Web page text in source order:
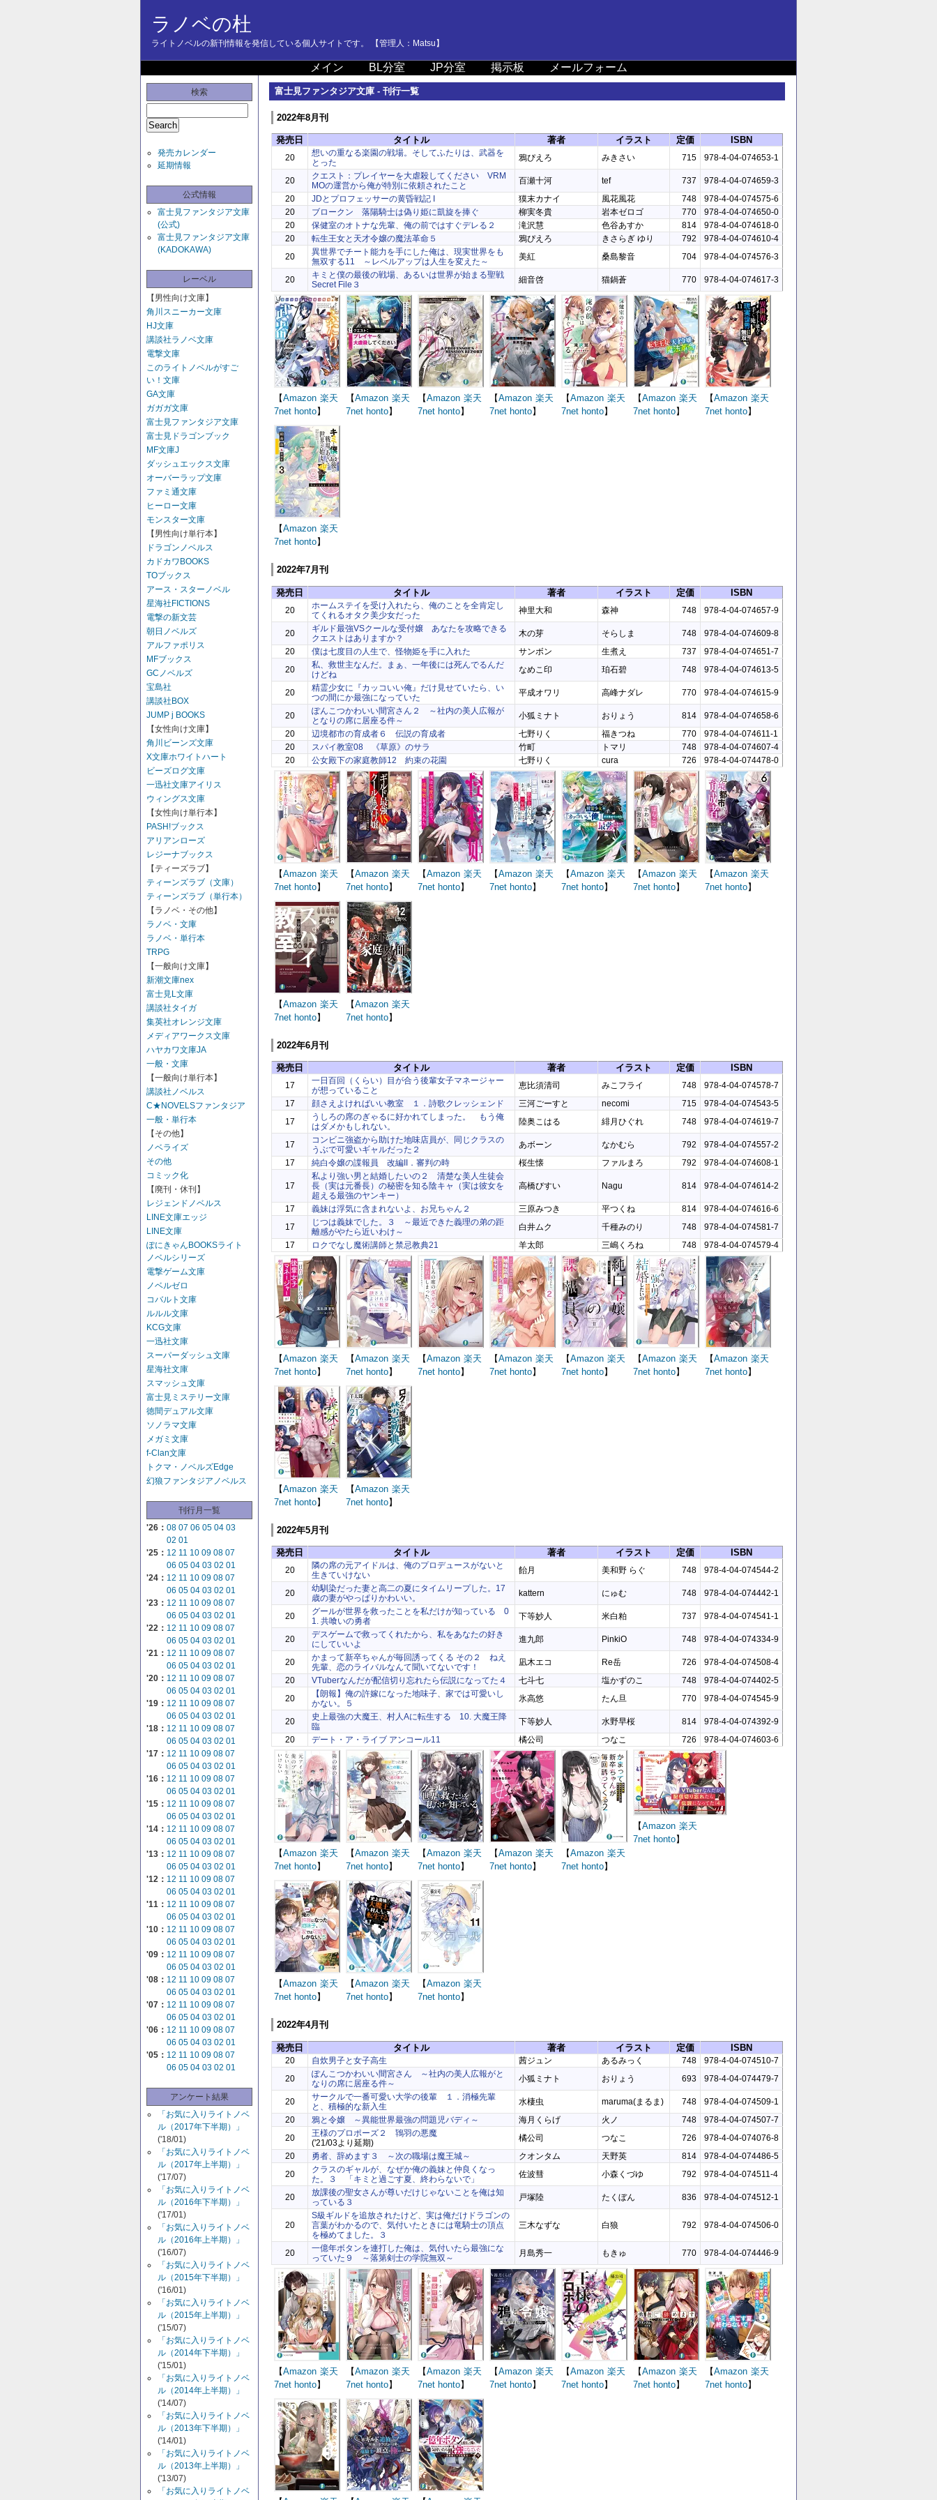
ラノベの杜
ライトノベルの新刊情報を発信している個人サイトです。 【管理人：Matsu】
メイン BL分室 JP分室 掲示板 メールフォーム
検索
発売カレンダー
延期情報
公式情報
富士見ファンタジア文庫
(公式)
富士見ファンタジア文庫
(KADOKAWA)
レーベル
【男性向け文庫】
角川スニーカー文庫
HJ文庫
講談社ラノベ文庫
電撃文庫
このライトノベルがすご
い！文庫
GA文庫
ガガガ文庫
富士見ファンタジア文庫
富士見ドラゴンブック
MF文庫J
ダッシュエックス文庫
オーバーラップ文庫
ファミ通文庫
ヒーロー文庫
モンスター文庫
【男性向け単行本】
ドラゴンノベルス
カドカワBOOKS
TOブックス
アース・スターノベル
星海社FICTIONS
電撃の新文芸
朝日ノベルズ
アルファポリス
MFブックス
GCノベルズ
宝島社
講談社BOX
JUMP j BOOKS
【女性向け文庫】
角川ビーンズ文庫
X文庫ホワイトハート
ビーズログ文庫
一迅社文庫アイリス
ウィングス文庫
【女性向け単行本】
PASH!ブックス
アリアンローズ
レジーナブックス
【ティーズラブ】
ティーンズラブ（文庫）
ティーンズラブ（単行本）
【ラノベ・その他】
ラノベ・文庫
ラノベ・単行本
TRPG
【一般向け文庫】
新潮文庫nex
富士見L文庫
講談社タイガ
集英社オレンジ文庫
メディアワークス文庫
ハヤカワ文庫JA
一般・文庫
【一般向け単行本】
講談社ノベルス
C★NOVELSファンタジア
一般・単行本
【その他】
ノベライズ
その他
コミック化
【廃刊・休刊】
レジェンドノベルス
LINE文庫エッジ
LINE文庫
ぽにきゃんBOOKSライト
ノベルシリーズ
電撃ゲーム文庫
ノベルゼロ
コバルト文庫
ルルル文庫
KCG文庫
一迅社文庫
スーパーダッシュ文庫
星海社文庫
スマッシュ文庫
富士見ミステリー文庫
徳間デュアル文庫
ソノラマ文庫
メガミ文庫
f-Clan文庫
トクマ・ノベルズEdge
幻狼ファンタジアノベルス
刊行月一覧
'26： 08 07 06 05 04 03
02 01
'25： 12 11 10 09 08 07
06 05 04 03 02 01
'24： 12 11 10 09 08 07
06 05 04 03 02 01
'23： 12 11 10 09 08 07
06 05 04 03 02 01
'22： 12 11 10 09 08 07
06 05 04 03 02 01
'21： 12 11 10 09 08 07
06 05 04 03 02 01
'20： 12 11 10 09 08 07
06 05 04 03 02 01
'19： 12 11 10 09 08 07
06 05 04 03 02 01
'18： 12 11 10 09 08 07
06 05 04 03 02 01
'17： 12 11 10 09 08 07
06 05 04 03 02 01
'16： 12 11 10 09 08 07
06 05 04 03 02 01
'15： 12 11 10 09 08 07
06 05 04 03 02 01
'14： 12 11 10 09 08 07
06 05 04 03 02 01
'13： 12 11 10 09 08 07
06 05 04 03 02 01
'12： 12 11 10 09 08 07
06 05 04 03 02 01
'11： 12 11 10 09 08 07
06 05 04 03 02 01
'10： 12 11 10 09 08 07
06 05 04 03 02 01
'09： 12 11 10 09 08 07
06 05 04 03 02 01
'08： 12 11 10 09 08 07
06 05 04 03 02 01
'07： 12 11 10 09 08 07
06 05 04 03 02 01
'06： 12 11 10 09 08 07
06 05 04 03 02 01
'05： 12 11 10 09 08 07
06 05 04 03 02 01
アンケート結果
「お気に入りライトノベ
ル（2017年下半期）」
('18/01)
「お気に入りライトノベ
ル（2017年上半期）」
('17/07)
「お気に入りライトノベ
ル（2016年下半期）」
('17/01)
「お気に入りライトノベ
ル（2016年上半期）」
('16/07)
「お気に入りライトノベ
ル（2015年下半期）」
('16/01)
「お気に入りライトノベ
ル（2015年上半期）」
('15/07)
「お気に入りライトノベ
ル（2014年下半期）」
('15/01)
「お気に入りライトノベ
ル（2014年上半期）」
('14/07)
「お気に入りライトノベ
ル（2013年下半期）」
('14/01)
「お気に入りライトノベ
ル（2013年上半期）」
('13/07)
「お気に入りライトノベ
富士見ファンタジア文庫 - 刊行一覧
2022年8月刊
発売日 タイトル 著者 イラスト 定価 ISBN
20
想いの重なる楽園の戦場。そしてふたりは、武器を
とった
鴉ぴえろ みきさい 715 978-4-04-074653-1
20
クエスト：プレイヤーを大虐殺してください VRM
MOの運営から俺が特別に依頼されたこと
百瀬十河 tef 737
978-4-04-074659-3
20
JDとプロフェッサーの黄昏戦記 I 獏末カナイ 風花風花 748
978-4-04-074575-6
20
ブロークン 落陽騎士は偽り姫に凱旋を捧ぐ 柳実冬貴 岩本ゼロゴ 770
978-4-04-074650-0
20
保健室のオトナな先輩、俺の前ではすぐデレる２ 滝沢慧 色谷あすか 814
978-4-04-074618-0
20
転生王女と天才令嬢の魔法革命５ 鴉ぴえろ きさらぎ ゆり 792
978-4-04-074610-4
20
異世界でチート能力を手にした俺は、現実世界をも
無双する11 ～レベルアップは人生を変えた～
美紅 桑島黎音 704 978-4-04-074576-3
20
キミと僕の最後の戦場、あるいは世界が始まる聖戦
Secret File３
細音啓 猫鍋蒼 770 978-4-04-074617-3
【Amazon 楽天
7net honto】
【Amazon 楽天
7net honto】
【Amazon 楽天
7net honto】
【Amazon 楽天
7net honto】
【Amazon 楽天
7net honto】
【Amazon 楽天
7net honto】
【Amazon 楽天
7net honto】
【Amazon 楽天
7net honto】
2022年7月刊
発売日 タイトル 著者 イラスト 定価 ISBN
20
ホームステイを受け入れたら、俺のことを全肯定し
てくれるオタク美少女だった
神里大和 森神 748 978-4-04-074657-9
20
ギルド最強VSクールな受付嬢 あなたを攻略できる
クエストはありますか？
木の芽 そらしま 748
978-4-04-074609-8
20
僕は七度目の人生で、怪物姫を手に入れた サンボン 生煮え 737
978-4-04-074651-7
20
私、救世主なんだ。まぁ、一年後には死んでるんだ
けどね
なめこ印 珀石碧 748 978-4-04-074613-5
20
精霊少女に『カッコいい俺』だけ見せていたら、い
つの間にか最強になっていた
平成オワリ 高峰ナダレ 770 978-4-04-074615-9
20
ぽんこつかわいい間宮さん２ ～社内の美人広報が
となりの席に居座る件～
小狐ミナト おりょう 814
978-4-04-074658-6
20
辺境都市の育成者６ 伝説の育成者 七野りく 福きつね 770
978-4-04-074611-1
20
スパイ教室08 《草原》のサラ 竹町 トマリ 748
978-4-04-074607-4
20
公女殿下の家庭教師12 約束の花園 七野りく cura 726 978-4-04-074478-0
【Amazon 楽天
7net honto】
【Amazon 楽天
7net honto】
【Amazon 楽天
7net honto】
【Amazon 楽天
7net honto】
【Amazon 楽天
7net honto】
【Amazon 楽天
7net honto】
【Amazon 楽天
7net honto】
【Amazon 楽天
7net honto】
【Amazon 楽天
7net honto】
2022年6月刊
発売日 タイトル 著者 イラスト 定価 ISBN
17
一日百回（くらい）目が合う後輩女子マネージャー
が想っていること
恵比須清司 みこフライ 748
978-4-04-074578-7
17
顔さえよければいい教室 １．詩歌クレッシェンド 三河ごーすと necomi 715
978-4-04-074543-5
17
うしろの席のぎゃるに好かれてしまった。 もう俺
はダメかもしれない。
陸奥こはる 緋月ひぐれ 748 978-4-04-074619-7
17
コンビニ強盗から助けた地味店員が、同じクラスの
うぶで可愛いギャルだった２
あボーン なかむら 792
978-4-04-074557-2
17
純白令嬢の諜報員 改編II．審判の時 桜生懐 ファルまろ 792 978-4-04-074608-1
17
私より強い男と結婚したいの２ 清楚な美人生徒会
長（実は元番長）の秘密を知る陰キャ（実は彼女を
超える最強のヤンキー）
高橋びすい Nagu 814 978-4-04-074614-2
17 義妹は浮気に含まれないよ、お兄ちゃん２ 三原みつき 平つくね 814
978-4-04-074616-6
17
じつは義妹でした。３ ～最近できた義理の弟の距
離感がやたら近いわけ～
白井ムク 千種みのり 748
978-4-04-074581-7
17
ロクでなし魔術講師と禁忌教典21 羊太郎 三嶋くろね 748 978-4-04-074579-4
【Amazon 楽天
7net honto】
【Amazon 楽天
7net honto】
【Amazon 楽天
7net honto】
【Amazon 楽天
7net honto】
【Amazon 楽天
7net honto】
【Amazon 楽天
7net honto】
【Amazon 楽天
7net honto】
【Amazon 楽天
7net honto】
【Amazon 楽天
7net honto】
2022年5月刊
発売日 タイトル 著者 イラスト 定価 ISBN
20
隣の席の元アイドルは、俺のプロデュースがないと
生きていけない
飴月 美和野 らぐ 748 978-4-04-074544-2
20
幼馴染だった妻と高二の夏にタイムリープした。17
歳の妻がやっぱりかわいい。
kattern にゅむ 748 978-4-04-074442-1
20
グールが世界を救ったことを私だけが知っている 0
1. 共喰いの勇者
下等妙人 米白粕 737 978-4-04-074541-1
20
デスゲームで救ってくれたから、私をあなたの好き
にしていいよ
進九郎 PinkiO 748 978-4-04-074334-9
20
かまって新卒ちゃんが毎回誘ってくる その２ ねえ
先輩、恋のライバルなんて聞いてないです！
凪木エコ Re岳 726
978-4-04-074508-4
20
VTuberなんだが配信切り忘れたら伝説になってた４ 七斗七 塩かずのこ 748
978-4-04-074402-5
20
【朗報】俺の許嫁になった地味子、家では可愛いし
かない。５
氷高悠 たん旦 770 978-4-04-074545-9
20
史上最強の大魔王、村人Aに転生する 10. 大魔王降
臨
下等妙人 水野早桜 814
978-4-04-074392-9
20
デート・ア・ライブ アンコール11 橘公司 つなこ 726 978-4-04-074603-6
【Amazon 楽天
7net honto】
【Amazon 楽天
7net honto】
【Amazon 楽天
7net honto】
【Amazon 楽天
7net honto】
【Amazon 楽天
7net honto】
【Amazon 楽天
7net honto】
【Amazon 楽天
7net honto】
【Amazon 楽天
7net honto】
【Amazon 楽天
7net honto】
2022年4月刊
発売日 タイトル 著者 イラスト 定価 ISBN
20 自炊男子と女子高生 茜ジュン あるみっく 748
978-4-04-074510-7
20
ぽんこつかわいい間宮さん ～社内の美人広報がと
なりの席に居座る件～
小狐ミナト おりょう 693 978-4-04-074479-7
20
サークルで一番可愛い大学の後輩 １．消極先輩
と、積極的な新入生
水棲虫 maruma(まるま) 748
978-4-04-074509-1
20
鴉と令嬢 ～異能世界最強の問題児バディ～ 海月くらげ 火ノ 748
978-4-04-074507-7
20
王様のプロポーズ２ 鴇羽の悪魔
('21/03より延期)
橘公司 つなこ 726
978-4-04-074076-8
20
勇者、辞めます３ ～次の職場は魔王城～ クオンタム 天野英 814
978-4-04-074486-5
20
クラスのギャルが、なぜか俺の義妹と仲良くなっ
た。３ 「キミと過ごす夏、終わらないで」
佐波彗 小森くづゆ 792 978-4-04-074511-4
20
放課後の聖女さんが尊いだけじゃないことを俺は知
っている３
戸塚陸 たくぼん 836 978-4-04-074512-1
20
S級ギルドを追放されたけど、実は俺だけドラゴンの
言葉がわかるので、気付いたときには竜騎士の頂点
を極めてました。３
三木なずな 白狼 792 978-4-04-074506-0
20
一億年ボタンを連打した俺は、気付いたら最強にな
っていた９ ～落第剣士の学院無双～
月島秀一 もきゅ 770 978-4-04-074446-9
【Amazon 楽天
7net honto】
【Amazon 楽天
7net honto】
【Amazon 楽天
7net honto】
【Amazon 楽天
7net honto】
【Amazon 楽天
7net honto】
【Amazon 楽天
7net honto】
【Amazon 楽天
7net honto】